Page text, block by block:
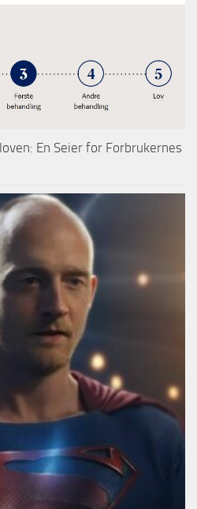
En Seier for Forbrukernes